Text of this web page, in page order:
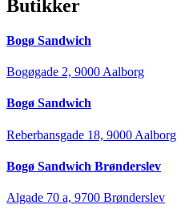
Butikker
Bogø Sandwich
Bogøgade 2, 9000 Aalborg
Bogø Sandwich
Reberbansgade 18, 9000 Aalborg
Bogø Sandwich Brønderslev
Algade 70 a, 9700 Brønderslev